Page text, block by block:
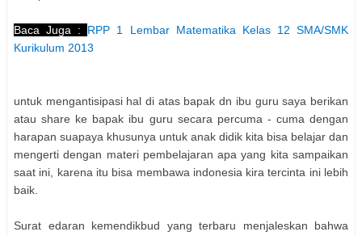
Baca Juga : RPP 1 Lembar Matematika Kelas 12 SMA/SMK
Kurikulum 2013
untuk mengantisipasi hal di atas bapak dn ibu guru saya berikan
atau share ke bapak ibu guru secara percuma - cuma dengan
harapan suapaya khusunya untuk anak didik kita bisa belajar dan
mengerti dengan materi pembelajaran apa yang kita sampaikan
saat ini, karena itu bisa membawa indonesia kira tercinta ini lebih
baik.
Surat edaran kemendikbud yang terbaru menjaleskan bahwa